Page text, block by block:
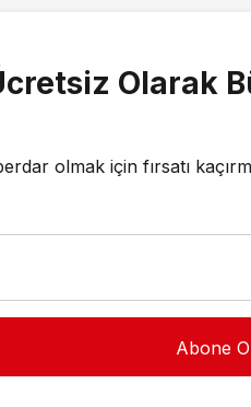
Olarak
olmak için fırsatı